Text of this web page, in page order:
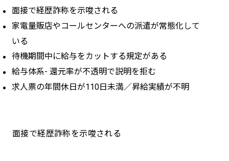
面接で経歴詐称を示唆される
家電量販店やコールセンターへの派遣が常態化して
いる
待機期間中に給与をカットする規定がある
給与体系- 還元率が不透明で説明を拒む
求人票の年間休日が110日未満／昇給実績が不明
面接で経歴詐称を示唆される